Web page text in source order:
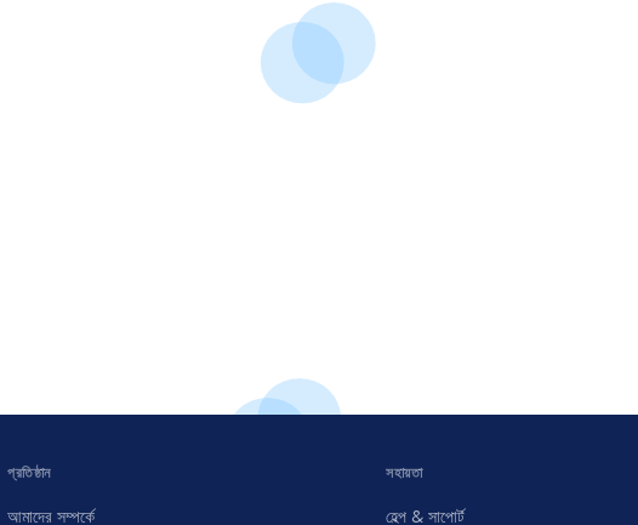
প্রতিষ্ঠান
আমাদের সম্পর্কে
সহায়তা
হেল্প & সাপোর্ট